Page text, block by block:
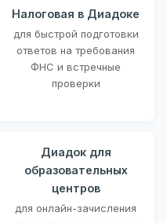
Налоговая в Диадоке
для быстрой подготовки
ответов на требования
ФНС и встречные
проверки
Диадок для
образовательных
центров
для онлайн-зачисления